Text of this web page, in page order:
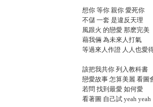
想你 等你 親你 愛死你
不儲 一套 是違反天理
風跟火 的戀愛 那麽完美
藉我倆 為未來人打氣
等過來人作證 人人也愛
該把我共你 列入教科書
戀愛故事 怎算美麗 看圖
若問 找到最愛 如何愛
看著圖 自己試 yeah yeah